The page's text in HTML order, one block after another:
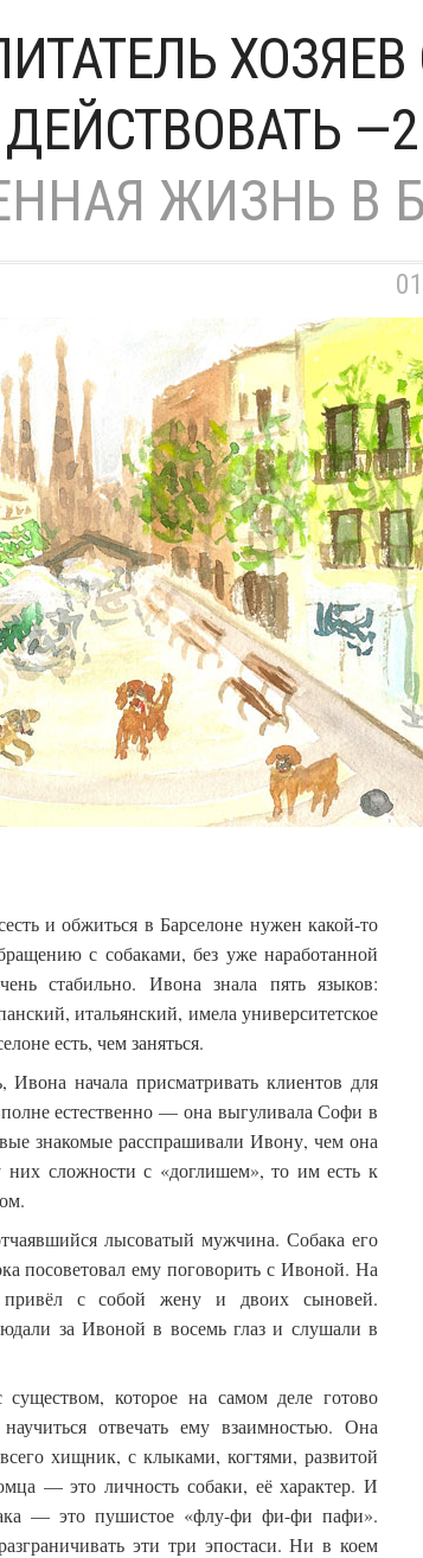
ДЕЙСТВОВАТЬ —2
ЖИЗНЬ В
и обжиться в Барселоне нужен какой-то
с собаками, без уже наработанной
стабильно. Ивона знала пять языков:
итальянский, имела университетское
есть, чем заняться.
Ивона начала присматривать клиентов для
естественно — она выгуливала Софи в
знакомые расспрашивали Ивону, чем она
них сложности с «доглишем», то им есть к
лысоватый мужчина.Собака его
посоветовал ему поговорить с Ивоной. На
с собой жену и двоих сыновей.
за Ивоной в восемь глаз и слушали в
которое на самом деле готово
отвечать ему взаимностью. Она
хищник, с клыками, когтями, развитой
— это личность собаки, её характер. И
— это пушистое «флу-фи фи-фи пафи».
эти три эпостаси. Ни в коем